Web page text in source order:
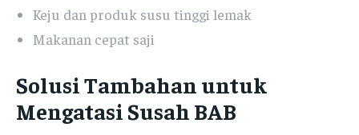
Keju dan produk susu tinggi lemak
Makanan cepat saji
Solusi Tambahan untuk
Mengatasi Susah BAB